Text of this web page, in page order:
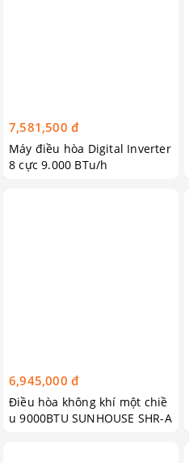
7,581,500 đ
Máy điều hòa Digital Inverter
8 cực 9.000 BTu/h
6,945,000 đ
Điều hòa không khí một chiề
u 9000BTU SUNHOUSE SHR-A